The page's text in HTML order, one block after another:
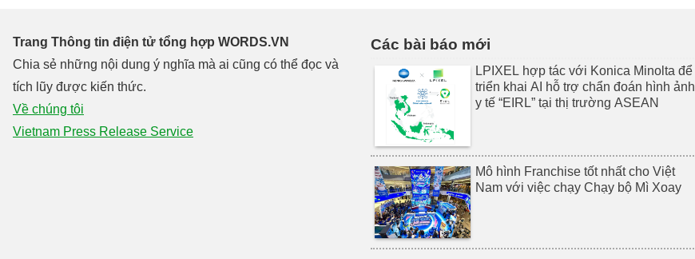
Trang Thông tin điện tử tổng hợp WORDS.VN
Chia sẻ những nội dung ý nghĩa mà ai cũng có thể đọc và
tích lũy được kiến thức.
Về chúng tôi
Vietnam Press Release Service
Các bài báo mới
LPIXEL hợp tác với Konica Minolta để
triển khai AI hỗ trợ chẩn đoán hình ảnh
y tế “EIRL” tại thị trường ASEAN
Mô hình Franchise tốt nhất cho Việt
Nam với việc chạy Chạy bộ Mì Xoay